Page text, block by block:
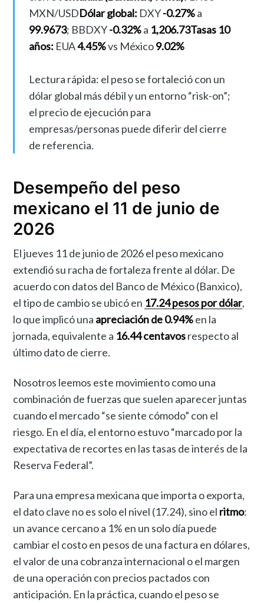
MXN/USDDólar global: DXY-0.27%a
99.9673; BBDXY-0.32%a 1,206.73Tasas 10
años: EUA4.45%vs México9.02%
Lectura rápida: el peso se fortaleció con un
dólar global más débil y un entorno “risk-on”;
el precio de ejecución para
empresas/personas puede diferir del cierre
de referencia.
Desempeño del peso
mexicano el 11 de junio de
2026
El jueves 11 de junio de 2026 el peso mexicano
extendió su racha de fortaleza frente al dólar. De
acuerdo con datos del Banco de México (Banxico),
el tipo de cambio se ubicó en 17.24 pesos por dólar,
lo que implicó una apreciación de 0.94%en la
jornada, equivalente a 16.44 centavosrespecto al
último dato de cierre.
Nosotros leemos este movimiento como una
combinación de fuerzas que suelen aparecer juntas
cuando el mercado “se siente cómodo” con el
riesgo. En el día, el entorno estuvo “marcado por la
expectativa de recortes en las tasas de interés de la
Reserva Federal”.
Para una empresa mexicana que importa o exporta,
el dato clave no es solo el nivel (17.24), sino el ritmo:
un avance cercano a 1% en un solo día puede
cambiar el costo en pesos de una factura en dólares,
el valor de una cobranza internacional o el margen
de una operación con precios pactados con
anticipación. En la práctica, cuando el peso se